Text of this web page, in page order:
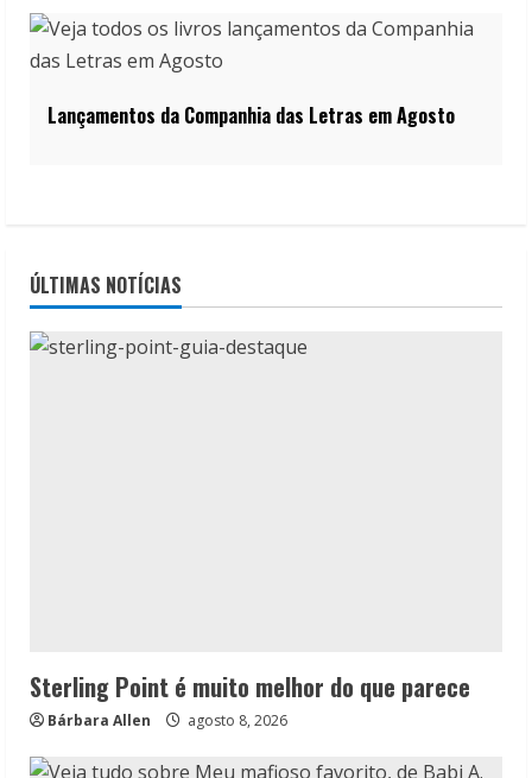
Lançamentos da Companhia das Letras em Agosto
ÚLTIMAS NOTÍCIAS
Sterling Point é muito melhor do que parece
Bárbara Allen agosto 8, 2026